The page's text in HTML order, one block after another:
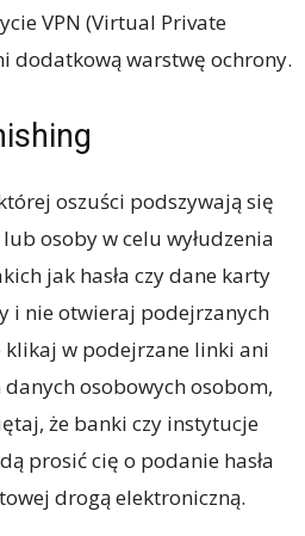
VPN (Virtual Private
dodatkową warstwę ochrony.
oszuści podszywają się
osoby w celu wyłudzenia
jak hasła czy dane karty
i nie otwieraj podejrzanych
w podejrzane linki ani
osobowych osobom,
że banki czy instytucje
prosić cię o podanie hasła
drogą elektroniczną.